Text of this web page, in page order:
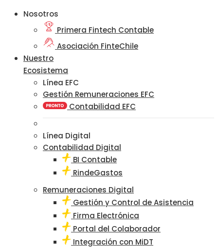
Nosotros
Primera Fintech Contable
Asociación FinteChile
Nuestro
Ecosistema
Línea EFC
Gestión Remuneraciones EFC
Contabilidad EFC
Línea Digital
Contabilidad Digital
BI Contable
RindeGastos
Remuneraciones Digital
Gestión y Control de Asistencia
Firma Electrónica
Portal del Colaborador
Integración con MiDT